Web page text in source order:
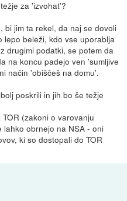
za 'izvohat'?
bi jim ta rekel, da naj se dovoli
lepo beleži, kdo vse uporablja
drugimi podatki, se potem da
na koncu padejo ven 'sumljive
način 'obiščeš na domu'.
poskrili in jih bo še težje
(zakoni o varovanju
obrnejo na NSA - oni
ki so dostopali do TOR